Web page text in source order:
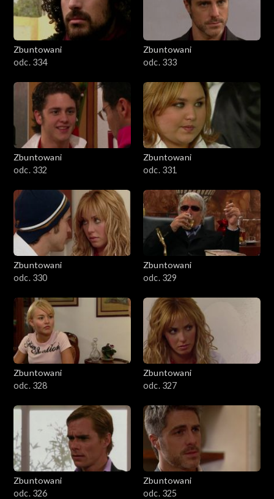
Zbuntowani
odc. 334
Zbuntowani
odc. 333
Zbuntowani
odc. 332
Zbuntowani
odc. 331
Zbuntowani
odc. 330
Zbuntowani
odc. 329
Zbuntowani
odc. 328
Zbuntowani
odc. 327
Zbuntowani
odc. 326
Zbuntowani
odc. 325